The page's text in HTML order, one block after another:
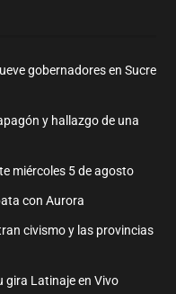
gobernadores en Sucre
y hallazgo de una
miércoles 5 de agosto
con Aurora
civismo y las provincias
gira Latinaje en Vivo